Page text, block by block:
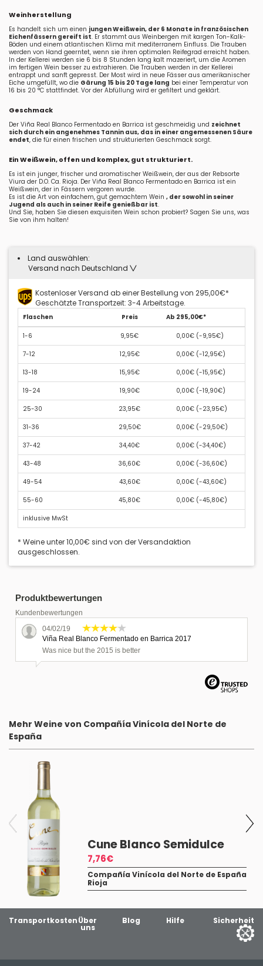
Weinherstellung
Es handelt sich um einen jungen Weißwein, der 6 Monate in französischen
Eichenfässern gereift ist. Er stammt aus Weinbergen mit kargen Ton-Kalk-
Böden und einem atlantischen Klima mit mediterranem Einfluss. Die Trauben
werden von Hand geerntet, wenn sie ihren optimalen Reifegrad erreicht haben.
In der Kellerei werden sie 6 bis 8 Stunden lang kalt mazeriert, um die Aromen
im fertigen Wein besser zu extrahieren. Die Trauben werden in der Kellerei
entrappt und sanft gepresst. Der Most wird in neue Fässer aus amerikanischer
Eiche umgefüllt, wo die Gärung 15 bis 20 Tage lang bei einer Temperatur von
16 bis 20 °C stattfindet. Vor der Abfüllung wird er gefiltert und geklärt.
Geschmack
Der Viña Real Blanco Fermentado en Barrica ist geschmeidig und zeichnet
sich durch ein angenehmes Tannin aus, das in einer angemessenen Säure
endet, die für einen frischen und strukturierten Geschmack sorgt.
Ein Weißwein, offen und komplex, gut strukturiert.
Es ist ein junger, frischer und aromatischer Weißwein, der aus der Rebsorte
Viura der D.O. Ca. Rioja. Der Viña Real Blanco Fermentado en Barrica ist ein
Weißwein, der in Fässern vergoren wurde.
Es ist die Art von einfachem, gut gemachtem Wein , der sowohl in seiner
Jugend als auch in seiner Reife genießbar ist.
Und Sie, haben Sie diesen exquisiten Wein schon probiert? Sagen Sie uns, was
Sie von ihm halten!
Land auswählen:
Versand nach Deutschland
Kostenloser Versand ab einer Bestellung von 295,00€*
Geschätzte Transportzeit: 3-4 Arbeitstage.
Flaschen Preis Ab 295,00€*
1-6 9,95€ 0,00€ (-9,95€)
7-12 12,95€ 0,00€ (-12,95€)
13-18 15,95€ 0,00€ (-15,95€)
19-24 19,90€ 0,00€ (-19,90€)
25-30 23,95€ 0,00€ (-23,95€)
31-36 29,50€ 0,00€ (-29,50€)
37-42 34,40€ 0,00€ (-34,40€)
43-48 36,60€ 0,00€ (-36,60€)
49-54 43,60€ 0,00€ (-43,60€)
55-60 45,80€ 0,00€ (-45,80€)
inklusive MwSt
* Weine unter 10,00€ sind von der Versandaktion
ausgeschlossen.
Produktbewertungen
Kundenbewertungen
04/02/19
Viña Real Blanco Fermentado en Barrica 2017
Was nice but the 2015 is better
Mehr Weine von Compañía Vinícola del Norte de
España
Cune Blanco Semidulce
7,76€
Compañía Vinícola del Norte de España
Rioja
TransportkostenÜber
uns
Blog Hilfe Sicherheit